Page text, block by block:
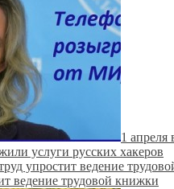
1
услуги русских хакеров
ведение трудовой книжки